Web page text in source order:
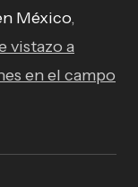
México,
vistazo a
en el campo